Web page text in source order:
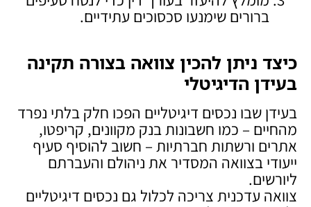
ברורים שימנעו סכסוכים עתידיים.
כיצד ניתן להכין צוואה בצורה תקינה
בעידן הדיגיטלי
בעידן שבו נכסים דיגיטליים הפכו חלק בלתי נפרד
מהחיים – כמו חשבונות בנק מקוונים, קריפטו,
אתרים ורשתות חברתיות – חשוב להוסיף סעיף
ייעודי בצוואה המסדיר את ניהולם והעברתם
ליורשים.
צוואה עדכנית צריכה לכלול גם נכסים דיגיטליים